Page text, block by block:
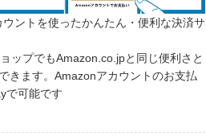
ントを使ったかんたん・便利な決済サ
ップでもAmazon.co.jpと同じ便利さと
きます。Amazonアカウントのお支払
で可能です